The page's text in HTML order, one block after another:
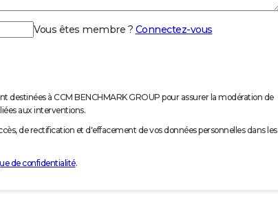
Vous êtes membre ? Connectez-vous
destinées à CCM BENCHMARK GROUP pour assurer la modération de
aux interventions.
de rectification et d'effacement de vos données personnelles dans les
de confidentialité.